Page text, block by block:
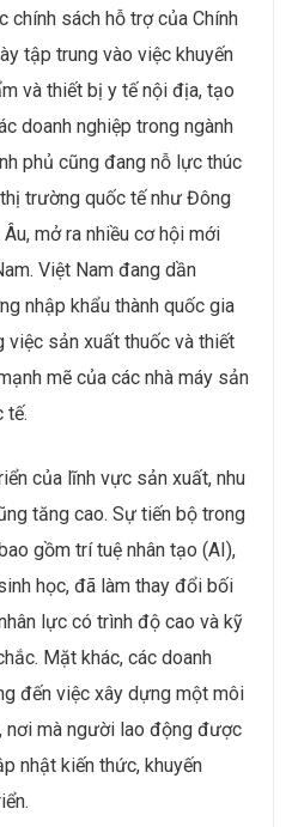
chính sách hỗ trợ của Chính
tập trung vào việc khuyến
và thiết bị y tế nội địa, tạo
doanh nghiệp trong ngành
phủ cũng đang nỗ lực thúc
trường quốc tế như Đông
mở ra nhiều cơ hội mới
Việt Nam đang dần
nhập khẩu thành quốc gia
việc sản xuất thuốc và thiết
mẽ của các nhà máy sản
tế.
của lĩnh vực sản xuất, nhu
tăng cao. Sự tiến bộ trong
gồm trí tuệ nhân tạo (AI),
học, đã làm thay đổi bối
lực có trình độ cao và kỹ
Mặt khác, các doanh
đến việc xây dựng một môi
nơi mà người lao động được
nhật kiến thức, khuyến